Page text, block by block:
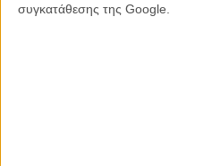
συγκατάθεσης της Google.